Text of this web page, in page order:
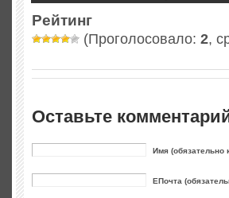
Рейтинг
(Проголосовало: 2,
Оставьте
Имя (обязательно
ЕПочта